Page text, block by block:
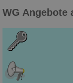
WG Angebote